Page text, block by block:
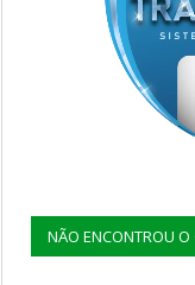
NÃO ENCONTROU O